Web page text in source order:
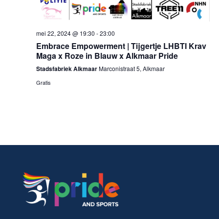
mei 22, 2024 @ 19:30 -23:00
Embrace Empowerment | Tijgertje LHBTI Krav
Maga x Roze in Blauw x Alkmaar Pride
Stadsfabriek AlkmaarMarconistraat 5, Alkmaar
Gratis